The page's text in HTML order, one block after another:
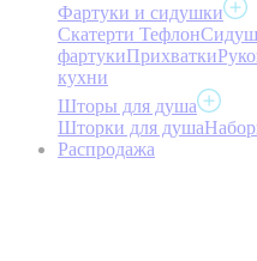
Фартуки и сидушки
Скатерти Тефлон
фартукиПрихватки
кухни
Шторы для душа
Шторки для душа
Распродажа